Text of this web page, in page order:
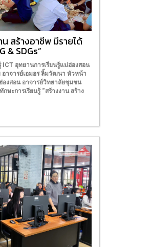
สร้างอาชีพ มีรายได้
& SDGs”
อุทยานการเรียนรู้แม่ฮ่องสอน
าจารย์เอมอร ลิ้มวัฒนา หัวหน้า
องสอน อาจารย์วิทยาลัยชุมชน
ษะการเรียนรู้ “สร้างงาน สร้าง